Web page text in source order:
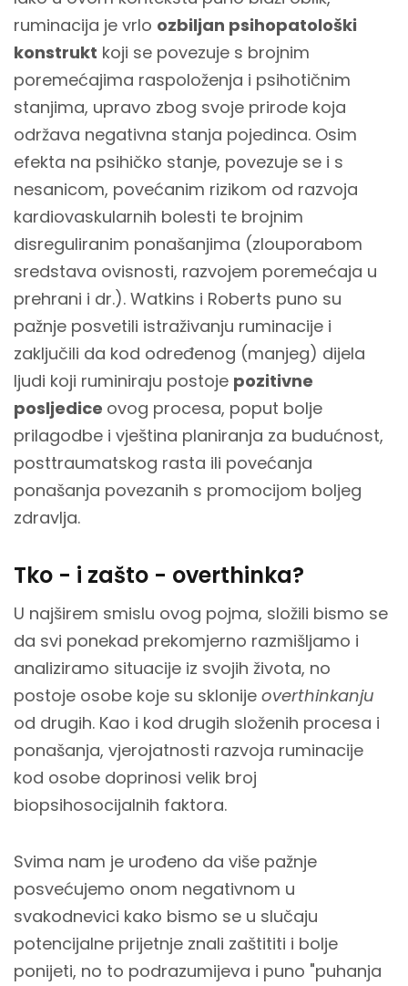
ruminacija je vrlo ozbiljan psihopatološki
konstrukt koji se povezuje s brojnim
poremećajima raspoloženja i psihotičnim
stanjima, upravo zbog svoje prirode koja
održava negativna stanja pojedinca. Osim
efekta na psihičko stanje, povezuje se i s
nesanicom, povećanim rizikom od razvoja
kardiovaskularnih bolesti te brojnim
disreguliranim ponašanjima (zlouporabom
sredstava ovisnosti, razvojem poremećaja u
prehrani i dr.). Watkins i Roberts puno su
pažnje posvetili istraživanju ruminacije i
zaključili da kod određenog (manjeg) dijela
ljudi koji ruminiraju postoje pozitivne
posljedice ovog procesa, poput bolje
prilagodbe i vještina planiranja za budućnost,
posttraumatskog rasta ili povećanja
ponašanja povezanih s promocijom boljeg
zdravlja.
Tko - i zašto - overthinka?
U najširem smislu ovog pojma, složili bismo se
da svi ponekad prekomjerno razmišljamo i
analiziramo situacije iz svojih života, no
postoje osobe koje su sklonije overthinkanju
od drugih. Kao i kod drugih složenih procesa i
ponašanja, vjerojatnosti razvoja ruminacije
kod osobe doprinosi velik broj
biopsihosocijalnih faktora.
Svima nam je urođeno da više pažnje
posvećujemo onom negativnom u
svakodnevici kako bismo se u slučaju
potencijalne prijetnje znali zaštititi i bolje
ponijeti, no to podrazumijeva i puno "puhanja